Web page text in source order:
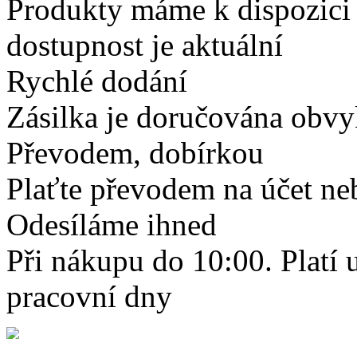
Produkty máme k
dostupnost je aktuální
Rychlé dodání
Zásilka je doručována
Převodem, dobírkou
Plaťte převodem na účet
Odesíláme ihned
Při nákupu do 10:00. Platí
pracovní dny